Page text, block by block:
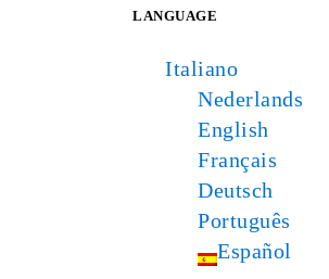
LANGUAGE
Italiano
Nederlands
English
Français
Deutsch
Português
Español